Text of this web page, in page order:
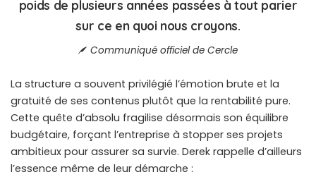
poids de plusieurs années passées à tout parier
sur ce en quoi nous croyons.
Communiqué officiel de Cercle
La structure a souvent privilégié l’émotion brute et la
gratuité de ses contenus plutôt que la rentabilité pure.
Cette quête d’absolu fragilise désormais son équilibre
budgétaire, forçant l’entreprise à stopper ses projets
ambitieux pour assurer sa survie. Derek rappelle d’ailleurs
l’essence même de leur démarche :